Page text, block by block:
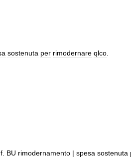
sostenuta per rimodernare qlco
BU rimodernamento | spesa